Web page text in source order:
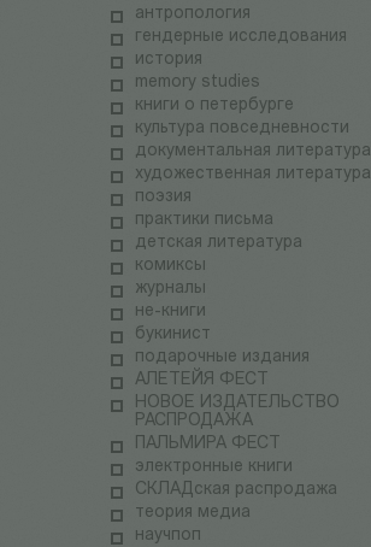
антропология
гендерные исследования
история
memory studies
книги о петербурге
культура повседневности
документальная литература
художественная литература
поэзия
практики письма
детская литература
комиксы
журналы
не-книги
букинист
подарочные издания
АЛЕТЕЙЯ ФЕСТ
НОВОЕ ИЗДАТЕЛЬСТВО
РАСПРОДАЖА
ПАЛЬМИРА ФЕСТ
электронные книги
СКЛАДская распродажа
теория медиа
научпоп